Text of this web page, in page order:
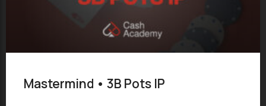
Mastermind • 3B Pots IP